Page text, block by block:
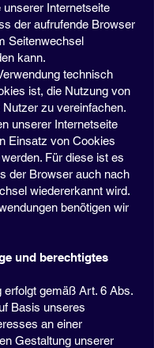
unserer Internetseite
der aufrufende Browser
Seitenwechsel
kann.
technisch
ist, die Nutzung von
zu vereinfachen.
unserer Internetseite
Einsatz von Cookies
Für diese ist es
der Browser auch nach
wiedererkannt wird.
benötigen wir
und berechtigtes
erfolgt gemäß Art. 6 Abs.
Basis unseres
an einer
Gestaltung unserer